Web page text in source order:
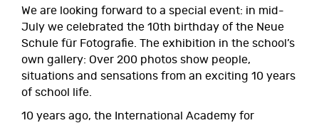
We are looking forward to a special event: in mid-
July we celebrated the 10th birthday of the Neue
Schule für Fotografie. The exhibition in the school’s
own gallery: Over 200 photos show people,
situations and sensations from an exciting 10 years
of school life.
10 years ago, the International Academy for